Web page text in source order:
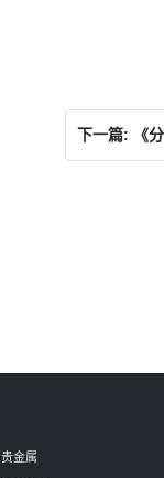
下一篇: 《
贵金属